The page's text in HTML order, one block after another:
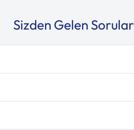
Sizden Gelen Sorular